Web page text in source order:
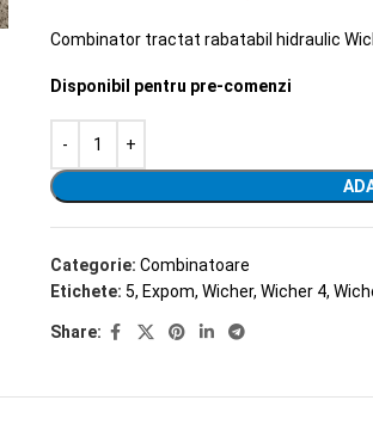
Combinator tractat rabatabil hidraulic
Disponibil pentru pre-comenzi
Categorie: Combinatoare
Etichete: 5, Expom, Wicher, Wicher 4,
Share: